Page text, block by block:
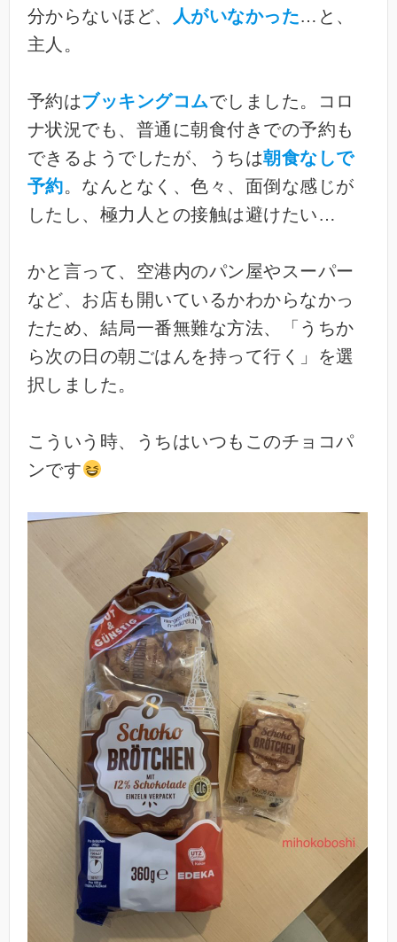
分からないほど、 人がいなかった…と、
主人。
予約はブッキングコムでしました。コロ
ナ状況でも、普通に朝食付きでの予約も
できるようでしたが、うちは朝食なしで
予約。なんとなく、色々、面倒な感じが
したし、極力人との接触は避けたい…
かと言って、空港内のパン屋やスーパー
など、お店も開いているかわからなかっ
たため、結局一番無難な方法、「うちか
ら次の日の朝ごはんを持って行く」を選
択しました。
こういう時、うちはいつもこのチョコパ
ンです